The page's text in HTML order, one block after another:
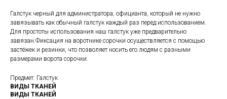
Галстук черный для администратора, официанта, который не нужно
завязывать как обычный галстук каждый раз перед использованием.
Для простоты использования наш галстук уже предварительно
завязан.Фиксация на воротнике сорочки осуществляется с помощью
застёжек и резинки, что позволяет носить его людям с разными
размерами ворота сорочки.
Предмет: Галстук
ВИДЫ ТКАНЕЙ
ВИДЫ ТКАНЕЙ